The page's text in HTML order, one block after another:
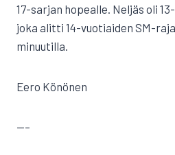
17-sarjan hopealle. Neljäs oli
joka alitti 14-vuotiaiden SM-
minuutilla.
Eero Könönen
—–